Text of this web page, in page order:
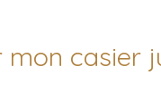
casier